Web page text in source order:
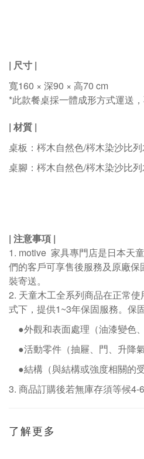
| 尺寸 |
寬160 × 深90 × 高70 cm
*此款餐桌採一體成形方式運送
| 材質 |
桌板： 梣木自然色/梣木染沙比
桌腳： 梣木自然色/梣木染沙比
| 注意事項 |
1. motive 家具專門店是日本天
們的客戶可享售後服務及原廠
裝寄送。
2. 天童木工全系列商品在正常
式下，提供1~3年保固服務。保
●外觀和表面處理（油漆變色
●活動零件（抽屜、門、升降
●結構（與結構或強度相關的
3. 商品訂購後若無庫存須等候4-6
了解更多